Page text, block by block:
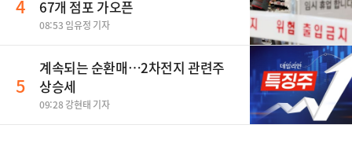
4
67개 점포 가오픈
08:53 임유정 기자
5
계속되는 순환매…2차전지 관련주
상승세
09:28 강현태 기자